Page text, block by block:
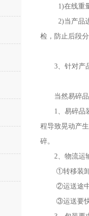
1)在线重量
2)当产品进入
检，防止后段
3、针对产品
当然易碎品
1、易碎品装
程导致晃动产
碎。
2、物流运输
①转移装卸
②运送途中
③运送要快